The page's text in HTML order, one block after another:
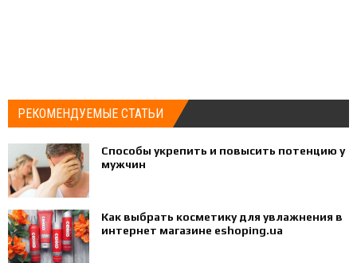
РЕКОМЕНДУЕМЫЕ СТАТЬИ
Способы укрепить и повысить потенцию у
мужчин
Как выбрать косметику для увлажнения в
интернет магазине eshoping.ua